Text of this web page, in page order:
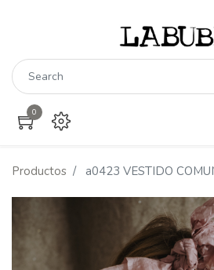
0
Productos a0423 VESTIDO